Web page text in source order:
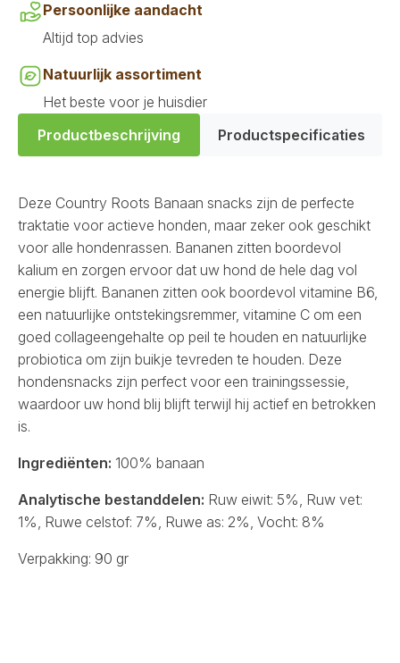
Persoonlijke aandacht
Altijd top advies
Natuurlijk assortiment
Het beste voor je huisdier
Productbeschrijving
Productspecificaties
Deze Country Roots Banaan snacks zijn de perfecte
traktatie voor actieve honden, maar zeker ook geschikt
voor alle hondenrassen. Bananen zitten boordevol
kalium en zorgen ervoor dat uw hond de hele dag vol
energie blijft. Bananen zitten ook boordevol vitamine B6,
een natuurlijke ontstekingsremmer, vitamine C om een ​​
goed collageengehalte op peil te houden en natuurlijke
probiotica om zijn buikje tevreden te houden. Deze
hondensnacks zijn perfect voor een trainingssessie,
waardoor uw hond blij blijft terwijl hij actief en betrokken
is.
Ingrediënten: 100% banaan
Analytische bestanddelen: Ruw eiwit: 5%, Ruw vet:
1%, Ruwe celstof: 7%, Ruwe as: 2%, Vocht: 8%
Verpakking: 90 gr